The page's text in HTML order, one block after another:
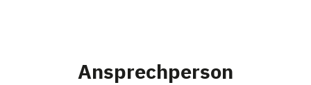
Ansprechperson